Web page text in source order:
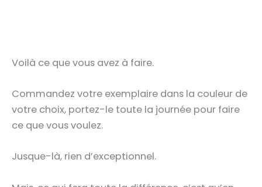
Voilà ce que vous avez à faire.
Commandez votre exemplaire dans la couleur de
votre choix, portez-le toute la journée pour faire
ce que vous voulez.
Jusque-là, rien d’exceptionnel.